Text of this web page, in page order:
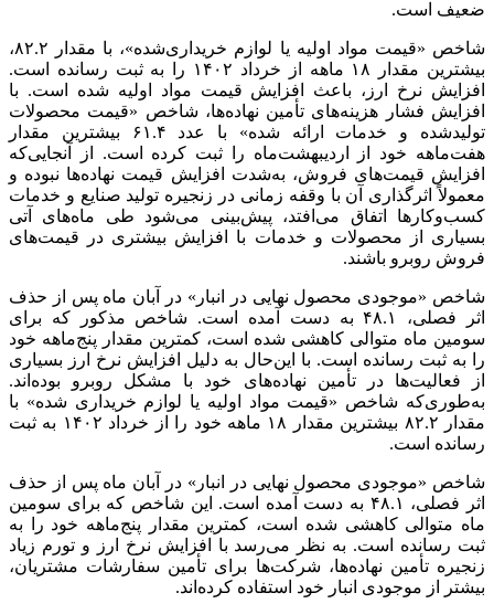
ضعیف است.
شاخص «قیمت مواد اولیه یا لوازم خریداری‌شده»، با مقدار ۸۲.۲،
بیشترین مقدار ۱۸ ماهه از خرداد ۱۴۰۲ را به ثبت رسانده است.
افزایش نرخ ارز، باعث افزایش قیمت مواد اولیه شده است. با
افزایش فشار هزینه‌های تأمین نهاده‌ها، شاخص «قیمت محصولات
تولیدشده و خدمات ارائه شده» با عدد ۶۱.۴ بیشترین مقدار
هفت‌ماهه خود از اردیبهشت‌ماه را ثبت کرده است. از آنجایی‌که
افزایش قیمت‌های فروش، به‌شدت افزایش قیمت نهاده‌ها نبوده و
معمولاً اثرگذاری آن با وقفه زمانی در زنجیره تولید صنایع و خدمات
کسب‌وکارها اتفاق می‌افتد، پیش‌بینی می‌شود طی ماه‌های آتی
بسیاری از محصولات و خدمات با افزایش بیشتری در قیمت‌های
فروش روبرو باشند.
شاخص «موجودی محصول نهایی در انبار» در آبان ماه پس از حذف
اثر فصلی، ۴۸.۱ به دست آمده است. شاخص مذکور که برای
سومین ماه متوالی کاهشی شده است، کمترین مقدار پنج‌ماهه خود
را به ثبت رسانده است. با این‌حال به دلیل افزایش نرخ ارز بسیاری
از فعالیت‌ها در تأمین نهاده‌های خود با مشکل روبرو بوده‌اند.
به‌طوری‌که شاخص «قیمت مواد اولیه یا لوازم خریداری شده» با
مقدار ۸۲.۲ بیشترین مقدار ۱۸ ماهه خود را از خرداد ۱۴۰۲ به ثبت
رسانده است.
شاخص «موجودی محصول نهایی در انبار» در آبان ماه پس از حذف
اثر فصلی، ۴۸.۱ به دست آمده است. این شاخص که برای سومین
ماه متوالی کاهشی شده است، کمترین مقدار پنج‌ماهه خود را به
ثبت رسانده است. به نظر می‌رسد با افزایش نرخ ارز و تورم زیاد
زنجیره تأمین نهاده‌ها، شرکت‌ها برای تأمین سفارشات مشتریان،
بیشتر از موجودی انبار خود استفاده کرده‌اند.